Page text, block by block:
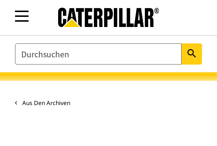
SEARCH search
Aus Den Archiven